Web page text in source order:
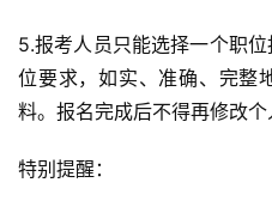
5.报考人员只能选择一个职
位要求，如实、准确、完整
料。报名完成后不得再修改个
特别提醒：